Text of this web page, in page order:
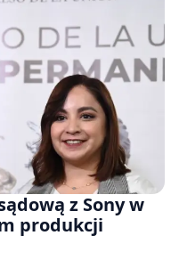
z Sony w
produkcji